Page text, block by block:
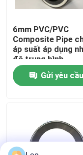
Kiểm soát chất
Liên hệ chúng tôi
Tin tức
Yêu cầu báo giá
Ống nhựa nhiệt
6mm PVC/PVC
Composite Pipe
áp suất áp dụng
độ trung bình
Gửi yêu cầu